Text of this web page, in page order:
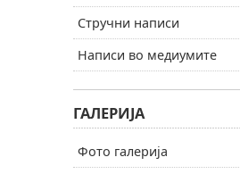
Стручни написи
Написи во медиумите
ГАЛЕРИЈА
Фото галерија